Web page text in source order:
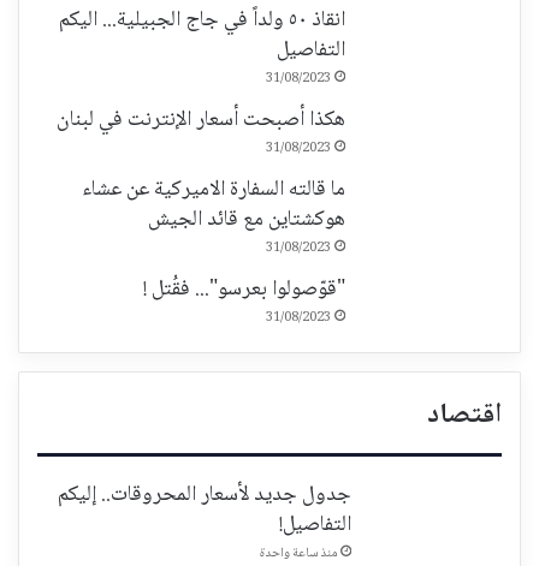
انقاذ ٥٠ ولداً في جاج الجبيلية... اليكم
التفاصيل
31/08/2023
هكذا أصبحت أسعار الإنترنت في لبنان
31/08/2023
ما قالته السفارة الاميركية عن عشاء
هوكشتاين مع قائد الجيش
31/08/2023
"قوّصولوا بعرسو"... فقُتل !
31/08/2023
اقتصاد
جدول جديد لأسعار المحروقات.. إليكم
التفاصيل!
منذ ساعة واحدة